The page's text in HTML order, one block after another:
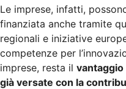
Le imprese, infatti,
finanziata anche tramite
regionali e iniziative
competenze per
imprese, resta il
già versate con la